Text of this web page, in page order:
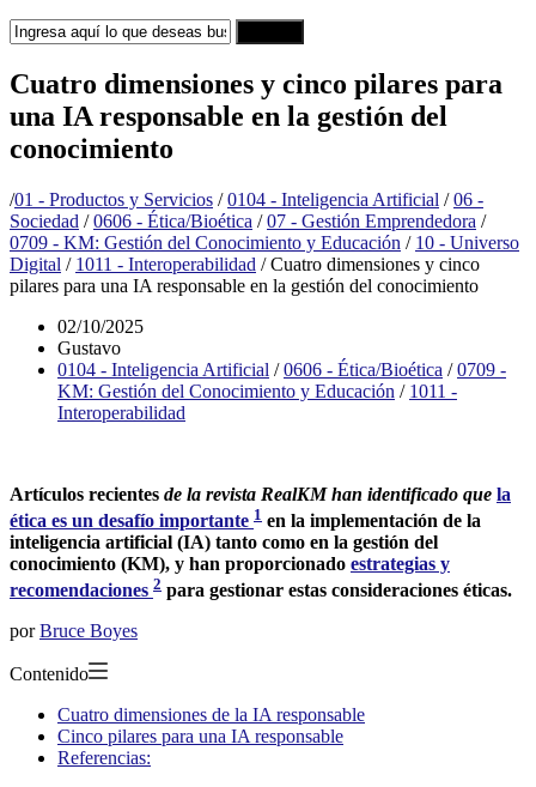
Cuatro dimensiones y cinco pilares para
una IA responsable en la gestión del
conocimiento
/01 - Productos y Servicios / 0104 - Inteligencia Artificial / 06 -
Sociedad / 0606 - Ética/Bioética / 07 - Gestión Emprendedora /
0709 - KM: Gestión del Conocimiento y Educación / 10 - Universo
Digital / 1011 - Interoperabilidad /Cuatro dimensiones y cinco
pilares para una IA responsable en la gestión del conocimiento
02/10/2025
Gustavo
0104 - Inteligencia Artificial /0606 - Ética/Bioética /0709 -
KM: Gestión del Conocimiento y Educación / 1011 -
Interoperabilidad
Artículos recientes de la revista RealKM han identificado que la
ética es un desafío importante 1 en la implementación de la
inteligencia artificial (IA) tanto como en la gestión del
conocimiento (KM), y han proporcionado estrategias y
recomendaciones 2 para gestionar estas consideraciones éticas.
porBruce Boyes
Contenido
Cuatro dimensiones de la IA responsable
Cinco pilares para una IA responsable
Referencias: